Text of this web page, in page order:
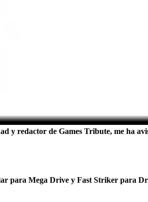
y redactor de Games Tribute, me ha
para Mega Drive y Fast Striker para